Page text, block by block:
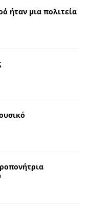
ήταν μια πολιτεία